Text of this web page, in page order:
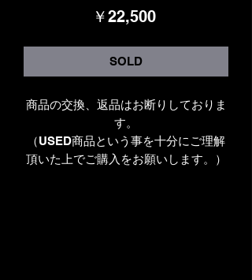
￥22,500価
SOLD
商品の交換、返品はお断りしておりま
す。
（USED商品という事を十分にご理解
頂いた上でご購入をお願いします。）